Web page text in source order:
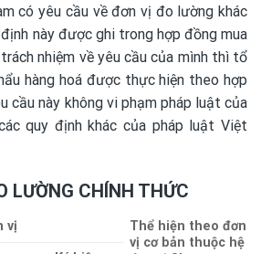
có yêu cầu về đơn vị đo lường khác
này được ghi trong hợp đồng mua
nhiệm về yêu cầu của mình thì tổ
hàng hoá được thực hiện theo hợp
cầu này không vi phạm pháp luật của
quy định khác của pháp luật Việt
LƯỜNG CHÍNH THỨC
vị
Thể hiện theo đơn
vị cơ bản thuộc hệ